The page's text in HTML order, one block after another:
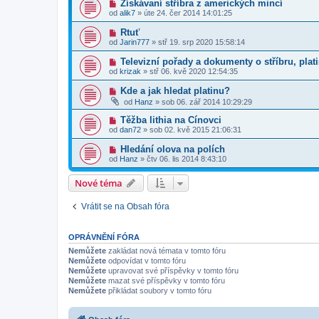
Získávaní stříbra z amerických mincí
od alik7 » úte 24. čer 2014 14:01:25
Rtuť
od Jarin777 » stř 19. srp 2020 15:58:14
Televizní pořady a dokumenty o stříbru,
od krizak » stř 06. kvě 2020 12:54:35
Kde a jak hledat platinu?
od Hanz » sob 06. zář 2014 10:29:29
Těžba lithia na Cínovci
od dan72 » sob 02. kvě 2015 21:06:31
Hledání olova na polích
od Hanz » čtv 06. lis 2014 8:43:10
Nové téma
Vrátit se na Obsah fóra
OPRÁVNĚNÍ FÓRA
Nemůžete zakládat nová témata v tomto fóru
Nemůžete odpovídat v tomto fóru
Nemůžete upravovat své příspěvky v tomto fóru
Nemůžete mazat své příspěvky v tomto fóru
Nemůžete přikládat soubory v tomto fóru